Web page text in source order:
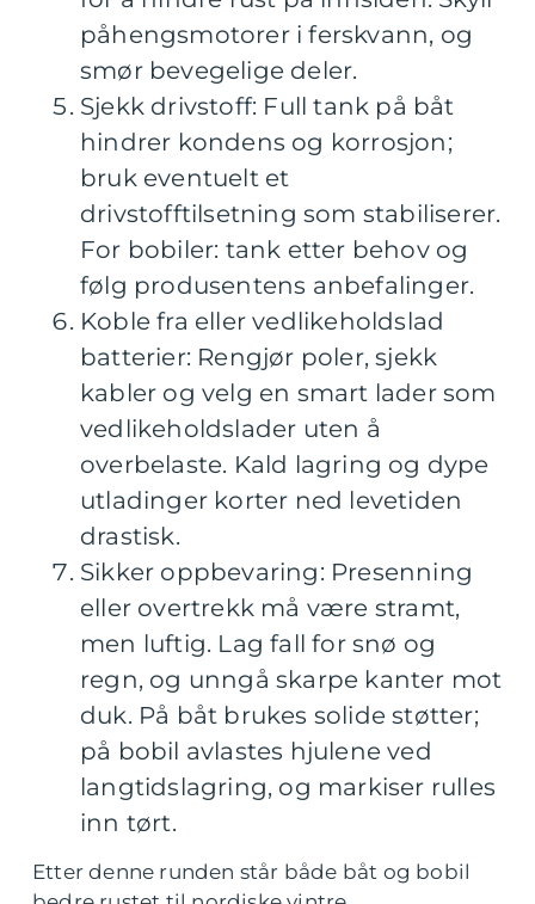
påhengsmotorer i ferskvann, og
smør bevegelige deler.
Sjekk drivstoff: Full tank på båt
hindrer kondens og korrosjon;
bruk eventuelt et
drivstofftilsetning som stabiliserer.
For bobiler: tank etter behov og
følg produsentens anbefalinger.
Koble fra eller vedlikeholdslad
batterier: Rengjør poler, sjekk
kabler og velg en smart lader som
vedlikeholdslader uten å
overbelaste. Kald lagring og dype
utladinger korter ned levetiden
drastisk.
Sikker oppbevaring: Presenning
eller overtrekk må være stramt,
men luftig. Lag fall for snø og
regn, og unngå skarpe kanter mot
duk. På båt brukes solide støtter;
på bobil avlastes hjulene ved
langtidslagring, og markiser rulles
inn tørt.
Etter denne runden står både båt og bobil